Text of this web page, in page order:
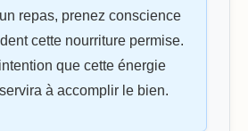
repas, prenez conscience
cette nourriture permise.
que cette énergie
à accomplir le bien.